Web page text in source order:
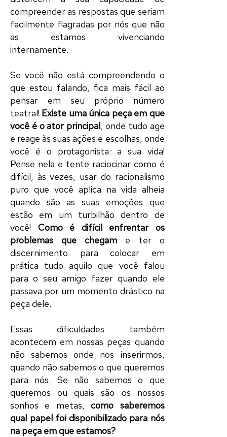
compreender as respostas que seriam
facilmente flagradas por nós que não
as estamos vivenciando
internamente.
Se você não está compreendendo o
que estou falando, fica mais fácil ao
pensar em seu próprio número
teatral! Existe uma única peçaem que
você é oatorprincipal, onde tudo age
e reage às suas ações e escolhas, onde
você é o protagonista: a sua vida!
Pense nela e tente raciocinar como é
difícil, às vezes, usar do racionalismo
puro que você aplica na vida alheia
quando são as suas emoções que
estão em um turbilhão dentro de
você! Como é difícil enfrentar os
problemas que chegam e ter o
discernimento para colocar em
prática tudo aquilo que você falou
para o seu amigo fazer quando ele
passava por um momento drástico na
peça dele.
Essas dificuldades também
acontecem em nossas peças quando
não sabemos onde nos inserirmos,
quando não sabemos o que queremos
para nós. Se não sabemos o que
queremos ou quais são os nossos
sonhos e metas,como saberemos
qual papelfoi disponibilizado para nós
na peça em que estamos?